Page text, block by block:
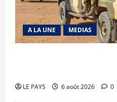
A LA UNE MEDIAS
LE PAYS 6 août 2026 0